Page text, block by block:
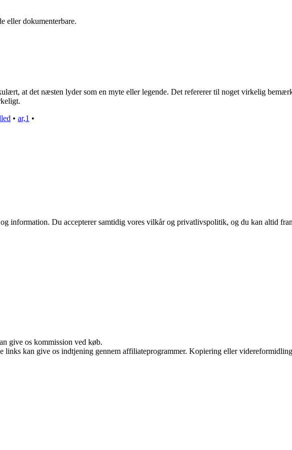
eller dokumenterbare.
at det næsten lyder som en myte eller legende. Det refererer til noget virkelig
• ar,1 •
information. Du accepterer samtidig vores vilkår og privatlivspolitik, og du kan altid
give os kommission ved køb.
links kan give os indtjening gennem affiliateprogrammer. Kopiering eller